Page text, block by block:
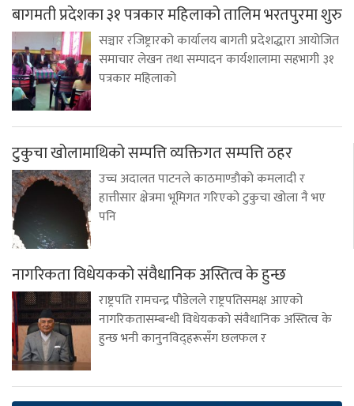
बागमती प्रदेशका ३१ पत्रकार महिलाको तालिम भरतपुरमा शुरु
सञ्चार रजिष्ट्रारको कार्यालय बागती प्रदेशद्धारा आयोजित
समाचार लेखन तथा सम्पादन कार्यशालामा सहभागी ३१
पत्रकार महिलाको
टुकुचा खोलामाथिको सम्पत्ति व्यक्तिगत सम्पत्ति ठहर
उच्च अदालत पाटनले काठमाण्डाैको कमलादी र
हात्तीसार क्षेत्रमा भूमिगत गरिएको टुकुचा खोला नै भए
पनि
नागरिकता विधेयकको संवैधानिक अस्तित्व के हुन्छ
राष्ट्रपति रामचन्द्र पौडेलले राष्ट्रपतिसमक्ष आएको
नागरिकतासम्बन्धी विधेयकको संवैधानिक अस्तित्व के
हुन्छ भनी कानुनविद्हरूसँग छलफल र